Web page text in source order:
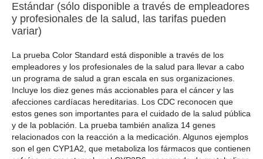
Estándar (sólo disponible a través de empleadores
y profesionales de la salud, las tarifas pueden
variar)
La prueba Color Standard está disponible a través de los
empleadores y los profesionales de la salud para llevar a cabo
un programa de salud a gran escala en sus organizaciones.
Incluye los diez genes más accionables para el cáncer y las
afecciones cardíacas hereditarias. Los CDC reconocen que
estos genes son importantes para el cuidado de la salud pública
y de la población. La prueba también analiza 14 genes
relacionados con la reacción a la medicación. Algunos ejemplos
son el gen CYP1A2, que metaboliza los fármacos que contienen